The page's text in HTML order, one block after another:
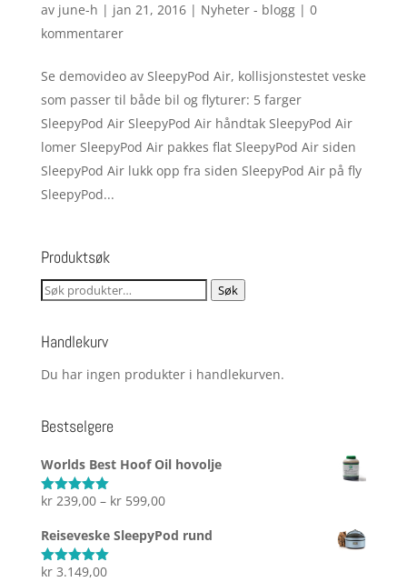
av june-h | jan 21, 2016| Nyheter - blogg| 0
kommentarer
Se demovideo av SleepyPod Air, kollisjonstestet veske
som passer til både bil og flyturer: 5 farger
SleepyPod Air SleepyPod Air håndtak SleepyPod Air
lomer SleepyPod Air pakkes flat SleepyPod Air siden
SleepyPod Air lukk opp fra siden SleepyPod Air på fly
SleepyPod...
Produktsøk
Søk
Søk
Handlekurv
Du har ingen produkter i handlekurven.
Bestselgere
Worlds Best Hoof Oil hovolje
Vurdert5.00
kr239,00 – kr599,00Prisområde:
Reiseveske SleepyPod rund
Vurdert5.00
kr3.149,00